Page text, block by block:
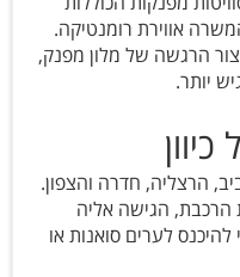
אווירת רומנטיקה.
הרגשה של מלון מפנק,
יותר.
הרצליה, חדרה והצפון.
הרכבת, הגישה אליה
לערים סואנות או